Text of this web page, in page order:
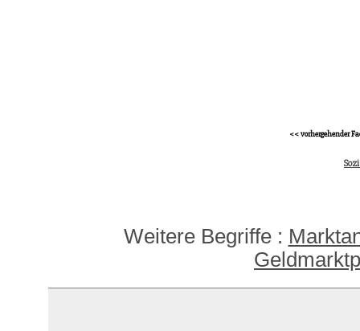
<< vorhergehender
Weitere Begriffe :